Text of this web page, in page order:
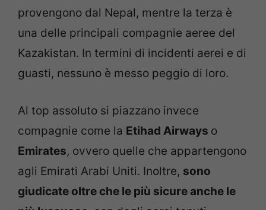
provengono dal Nepal, mentre la terza è
una delle principali compagnie aeree del
Kazakistan. In termini di incidenti aerei e di
guasti, nessuno è messo peggio di loro.
Al top assoluto si piazzano invece
compagnie come la Etihad Airways o
Emirates, ovvero quelle che appartengono
agli Emirati Arabi Uniti. Inoltre, sono
giudicate oltre che le più sicure anche le